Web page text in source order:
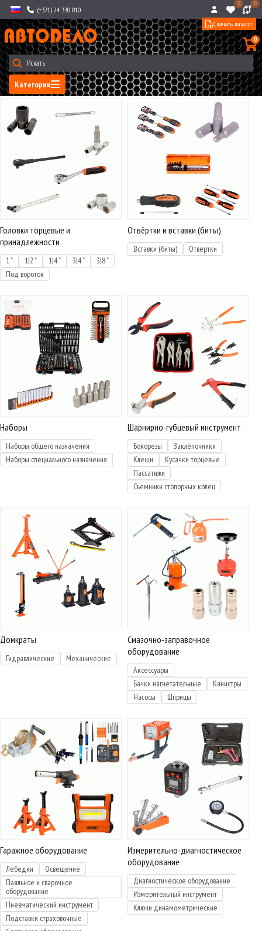
(+371) 24 330 010
0 0
Категории
0
Скачать каталог
Головки торцевые и
принадлежности
1 " 1|2 " 1|4 " 3|4 "
3|8 "
Под вороток
Отвёртки и вставки (биты)
Вставки (биты) Отвёртки
Наборы
Наборы общего назначения
Наборы специального назначения
Шарнирно-губцевый инструмент
Бокорезы
Заклёпочники
Клещи
Кусачки торцевые
Пассатижи
Съемники стопорных колец
Домкраты
Гидравлические Механические
Смазочно-заправочное
оборудование
Аксессуары
Бачки нагнетательные
Канистры
Насосы
Шприцы
Гаражное оборудование
Лебедки
Освещение
Паяльное и сварочное
оборудование
Пневматический инструмент
Подставки страховочные
Измерительно-диагностическое
оборудование
Диагностическое оборудование
Измерительный инструмент
Ключи динамометрические